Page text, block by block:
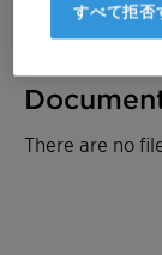
There are no
すべて拒否